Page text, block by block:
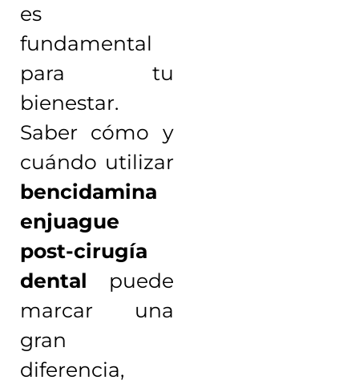
es
fundamental
para tu
bienestar.
Saber cómo y
cuándo utilizar
bencidamina
enjuague
post-cirugía
dental puede
marcar una
gran
diferencia,